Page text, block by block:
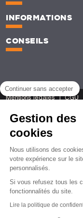
Continuer sans accepter
Gestion des
cookies
Nous utilisons des
votre expérience sur le
personnalisés.
Si vous refusez tous les
fonctionnalités du site.
Lire la politique de
INFORMATIONS
CONSEILS
Mentions légales
CGU
Gestion des cookies
© Caséo - 2026 | Agence